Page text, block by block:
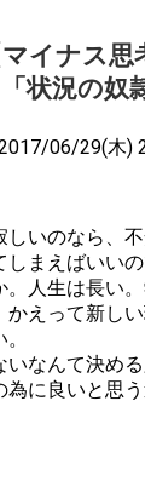
マイナス
状況の奴
06/29(木)
しいのなら、
しまえばいい
。人生は長い
かえって新し
いなんて決め
為に良いと思